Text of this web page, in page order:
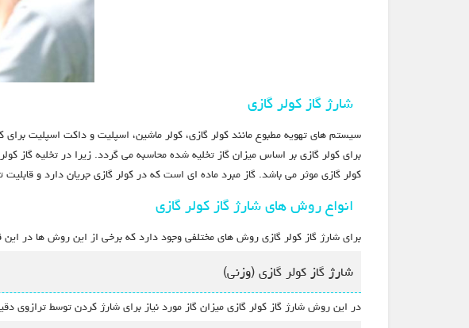
شارژ گاز کولر گازی
برای کولر گازی بر اساس میزان گاز تخلیه شده محاسبه می گردد. زیرا در تخلیه گاز
کولر گازی موثر می باشد. گاز مبرد ماده ای است که در کولر گازی جریان دارد و قابلیت
انواع روش های شارژ گاز کولر گازی
برای شارژ گاز کولر گازی روش های مختلفی وجود دارد که برخی از این روش ها در
شارژ گاز کولر گازی (وزنی)
در این روش شارژ گاز کولر گازی میزان گاز مورد نیاز برای شارژ کردن توسط